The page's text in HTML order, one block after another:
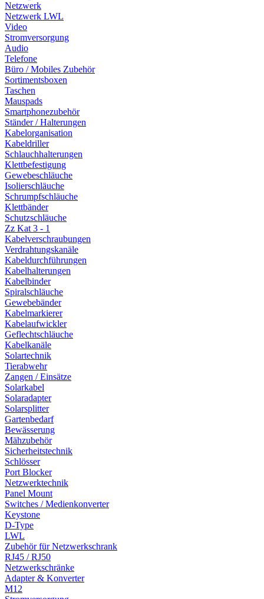
Netzwerk
Netzwerk LWL
Video
Stromversorgung
Audio
Telefone
Büro / Mobiles Zubehör
Sortimentsboxen
Taschen
Mauspads
Smartphonezubehör
Ständer / Halterungen
Kabelorganisation
Kabeldriller
Schlauchhalterungen
Klettbefestigung
Gewebeschläuche
Isolierschläuche
Schrumpfschläuche
Klettbänder
Schutzschläuche
Zz Kat 3 - 1
Kabelverschraubungen
Verdrahtungskanäle
Kabeldurchführungen
Kabelhalterungen
Kabelbinder
Spiralschläuche
Gewebebänder
Kabelmarkierer
Kabelaufwickler
Geflechtschläuche
Kabelkanäle
Solartechnik
Tierabwehr
Zangen / Einsätze
Solarkabel
Solaradapter
Solarsplitter
Gartenbedarf
Bewässerung
Mähzubehör
Sicherheitstechnik
Schlösser
Port Blocker
Netzwerktechnik
Panel Mount
Switches / Medienkonverter
Keystone
D-Type
LWL
Zubehör für Netzwerkschrank
RJ45 / RJ50
Netzwerkschränke
Adapter & Konverter
M12